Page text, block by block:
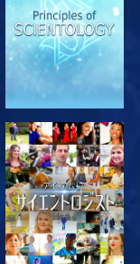
観る